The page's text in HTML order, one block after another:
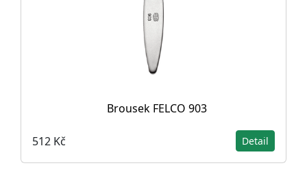
Brousek FELCO 903
512 Kč Detail